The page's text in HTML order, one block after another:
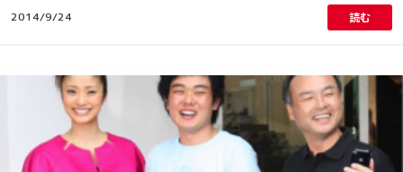
2014/9/24 読む